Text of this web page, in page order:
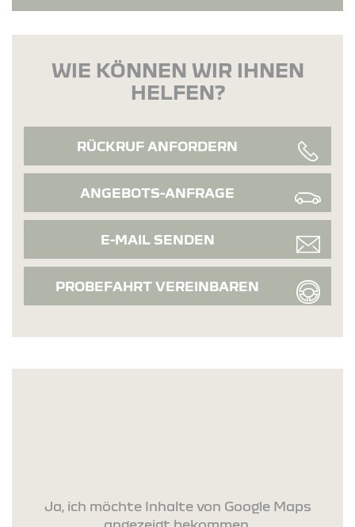
WIE KÖNNEN WIR IHNEN
HELFEN?
RÜCKRUF ANFORDERN
ANGEBOTS-ANFRAGE
E-MAIL SENDEN
PROBEFAHRT VEREINBAREN
Ja, ich möchte Inhalte von Google Maps